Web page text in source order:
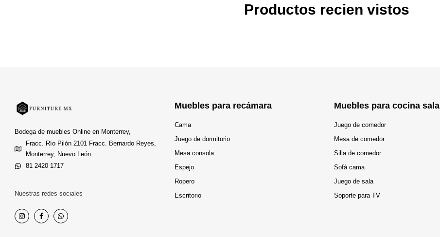
Productos recien vistos
Bodega de muebles Online en Monterrey,
Fracc. Río Pilón 2101 Fracc. Bernardo Reyes,
Monterrey, Nuevo León
81 2420 1717
Nuestras redes sociales
Muebles para recámara
Cama
Juego de dormitorio
Mesa consola
Espejo
Ropero
Escritorio
Muebles para cocina sala
Juego de comedor
Mesa de comedor
Silla de comedor
Sofá cama
Juego de sala
Soporte para TV